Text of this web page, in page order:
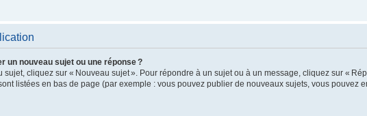
un nouveau sujet ou une réponse ?
sujet, cliquez sur « Nouveau sujet ». Pour répondre à un sujet ou à un message, cliquez sur «
listées en bas de page (par exemple : vous pouvez publier de nouveaux sujets, vous pouvez